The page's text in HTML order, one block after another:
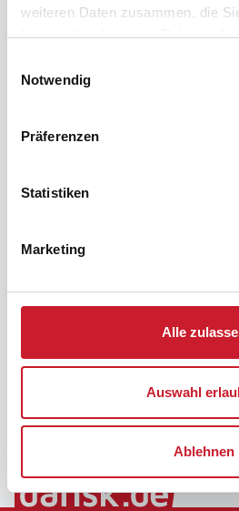
weiteren Daten zusammen, die
haben oder die sie im Rahmen
Notwendig
Präferenzen
Statistiken
Marketing
Alle
Auswahl
Ablehnen